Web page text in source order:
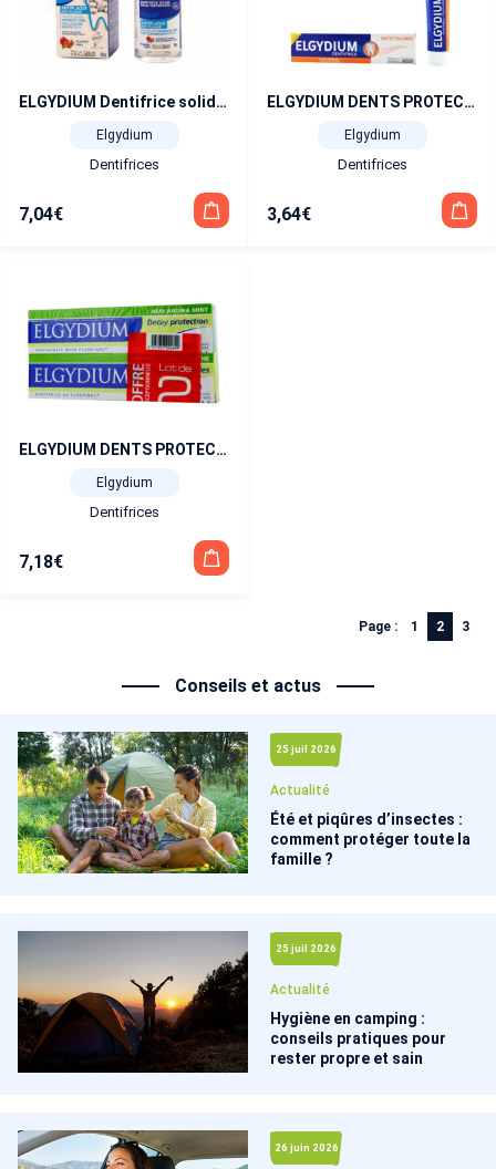
ELGYDIUM Dentifrice solide 60 pastilles
Elgydium
Dentifrices
7,04€
ELGYDIUM DENTS PROTECTION CARIES tube 75 ml
Elgydium
Dentifrices
3,64€
ELGYDIUM DENTS PROTECTION CARIES tube 75 ml lot de 2
Elgydium
Dentifrices
7,18€
Page : 1 2 3
Conseils et actus
25 juil 2026
Actualité
Été et piqûres d’insectes :
comment protéger toute la
famille ?
25 juil 2026
Actualité
Hygiène en camping :
conseils pratiques pour
rester propre et sain
26 juin 2026